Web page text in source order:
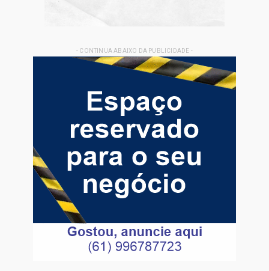
- CONTINUA ABAIXO DA PUBLICIDADE -